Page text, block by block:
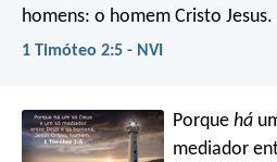
homens: o homem Cristo Jesus.
1 Timóteo 2:5 - NVI
Porquehá
mediador